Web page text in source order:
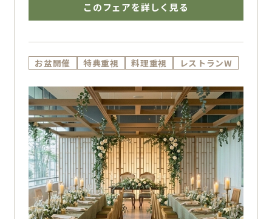
このフェアを詳しく見る
お盆開催 特典重視 料理重視 レストランW